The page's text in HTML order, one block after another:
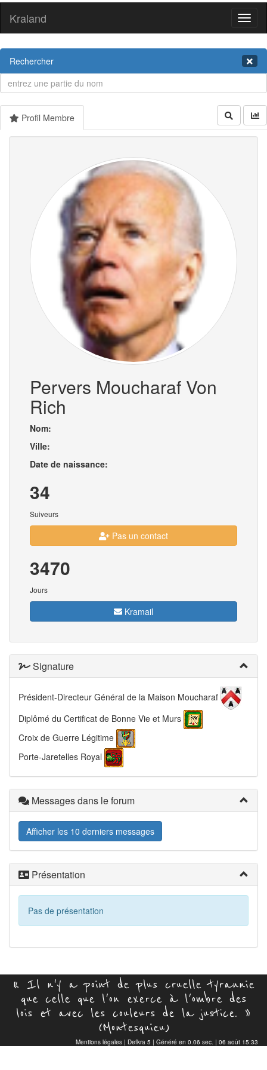
Kraland
Rechercher
Profil Membre
Pervers Moucharaf Von
Rich
Nom:
Ville:
Date de naissance:
34
Suiveurs
Pas un contact
3470
Jours
Kramail
Signature
Président-Directeur Général de la Maison Moucharaf
Diplômé du Certificat de Bonne Vie et Murs
Croix de Guerre Légitime
Porte-Jaretelles Royal
Messages dans le forum
Afficher les 10 derniers messages
Présentation
Pas de présentation
« Il n'y a point de plus cruelle tyrannie
que celle que l'on exerce à l'ombre des
lois et avec les couleurs de la justice. »
(Montesquieu)
Mentions légales | Defkra 5 | Généré en 0.06 sec. | 06 août 15:33